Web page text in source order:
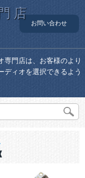
店
お問い合わせ
専門店は、お客様のより
ディオを選択できるよう